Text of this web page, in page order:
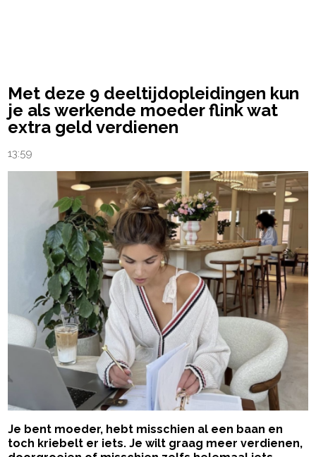
Met deze 9 deeltijdopleidingen kun
je als werkende moeder flink wat
extra geld verdienen
13:59
Je bent moeder, hebt misschien al een baan en
toch kriebelt er iets. Je wilt graag meer verdienen,